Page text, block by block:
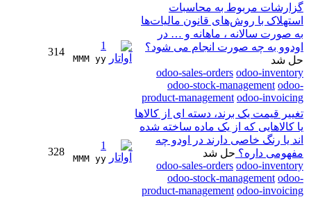
گزارشات مربوط به محاسبات
استهلاک با روش‌های قانون مالیات‌ها
به صورت سالانه ، ماهانه و … در
اودوو به چه صورت انجام می شود؟
حل شد
odoo-sales-orders odoo-inventory
odoo-stock-management odoo-
product-management odoo-invoicing
1
MMM yy
314
تغییر قیمت یک برند، دسته ای از کالاها
یا کالاهایی که از یک ماده ساخته شده
اند یا رنگ خاصی دارند در اودو چه
مفهومی داره؟ حل شد
odoo-sales-orders odoo-inventory
odoo-stock-management odoo-
product-management odoo-invoicing
1
MMM yy
328